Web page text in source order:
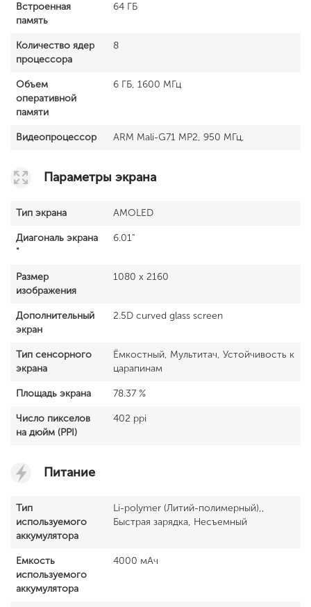
Встроенная
память
64 ГБ
Количество ядер
процессора
8
Объем
оперативной
памяти
6 ГБ, 1600 МГц
Видеопроцессор ARM Mali-G71 MP2, 950 МГц,
Параметры экрана
Тип экрана AMOLED
Диагональ экрана
"
6.01"
Размер
изображения
1080 x 2160
Дополнительный
экран
2.5D curved glass screen
Тип сенсорного
экрана
Ёмкостный, Мультитач, Устойчивость к
царапинам
Площадь экрана 78.37 %
Число пикселов
на дюйм (PPI)
402 ppi
Питание
Тип
используемого
аккумулятора
Li-polymer (Литий-полимерный),,
Быстрая зарядка, Несъемный
Емкость
используемого
аккумулятора
4000 мАч